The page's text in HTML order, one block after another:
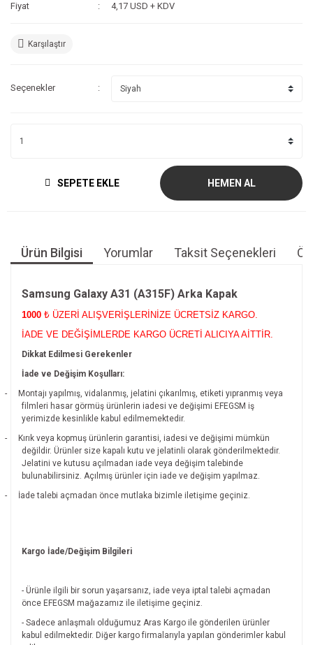
Fiyat 4,17 USD + KDV
Karşılaştır
Seçenekler
SEPETE EKLE HEMEN AL
Ürün Bilgisi Yorumlar Taksit Seçenekleri
Samsung Galaxy A31 (A315F) Arka Kapak
1000 ₺ ÜZERİ ALIŞVERİŞLERİNİZE ÜCRETSİZ KARGO.
İADE VE DEĞİŞİMLERDE KARGO ÜCRETİ ALICIYA AİTTİR.
Dikkat Edilmesi Gerekenler
İade ve Değişim Koşulları:
-
Montajı yapılmış, vidalanmış, jelatini çıkarılmış, etiketi yıpranmış veya
filmleri hasar görmüş ürünlerin iadesi ve değişimi EFEGSM iş
yerimizde kesinlikle kabul edilmemektedir.
-
Kırık veya kopmuş ürünlerin garantisi, iadesi ve değişimi mümkün
değildir. Ürünler size kapalı kutu ve jelatinli olarak gönderilmektedir.
Jelatini ve kutusu açılmadan iade veya değişim talebinde
bulunabilirsiniz. Açılmış ürünler için iade ve değişim yapılmaz.
-
İade talebi açmadan önce mutlaka bizimle iletişime geçiniz.
Kargo İade/Değişim Bilgileri
- Ürünle ilgili bir sorun yaşarsanız, iade veya iptal talebi açmadan
önce EFEGSM mağazamız ile iletişime geçiniz.
- Sadece anlaşmalı olduğumuz Aras Kargo ile gönderilen ürünler
kabul edilmektedir. Diğer kargo firmalarıyla yapılan gönderimler kabul